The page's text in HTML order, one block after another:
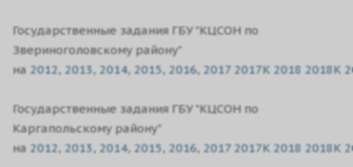
Государственные задания ГБУ "КЦСОН по
Звериноголовскому району"
на 2012, 2013, 2014, 2015, 2016, 20172017K 2018 2018K
Государственные задания ГБУ "КЦСОН по
Каргапольскому району"
на 2012, 2013, 2014, 2015, 2016, 20172017K 2018 2018K